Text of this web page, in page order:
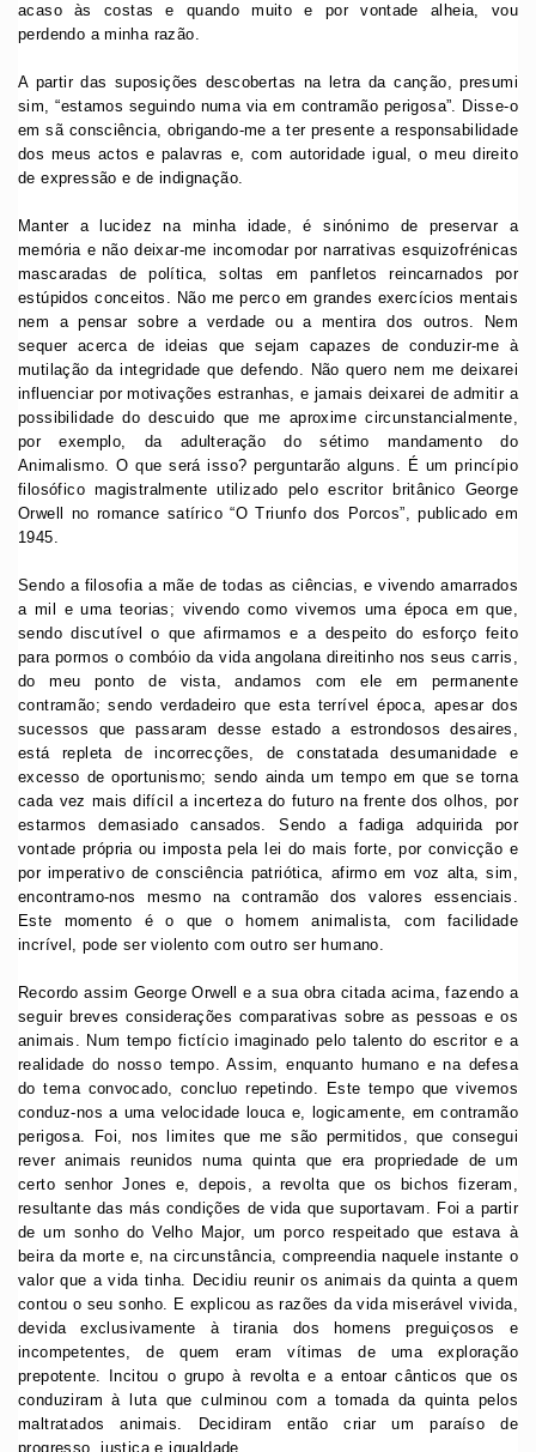
acaso às costas e quando muito e por vontade alheia, vou
perdendo a minha razão.
A partir das suposições descobertas na letra da canção, presumi
sim, “estamos seguindo numa via em contramão perigosa”. Disse-o
em sã consciência, obrigando-me a ter presente a responsabilidade
dos meus actos e palavras e, com autoridade igual, o meu direito
de expressão e de indignação.
Manter a lucidez na minha idade, é sinónimo de preservar a
memória e não deixar-me incomodar por narrativas esquizofrénicas
mascaradas de política, soltas em panfletos reincarnados por
estúpidos conceitos. Não me perco em grandes exercícios mentais
nem a pensar sobre a verdade ou a mentira dos outros. Nem
sequer acerca de ideias que sejam capazes de conduzir-me à
mutilação da integridade que defendo. Não quero nem me deixarei
influenciar por motivações estranhas, e jamais deixarei de admitir a
possibilidade do descuido que me aproxime circunstancialmente,
por exemplo, da adulteração do sétimo mandamento do
Animalismo. O que será isso? perguntarão alguns. É um princípio
filosófico magistralmente utilizado pelo escritor britânico George
Orwell no romance satírico “O Triunfo dos Porcos”, publicado em
1945.
Sendo a filosofia a mãe de todas as ciências, e vivendo amarrados
a mil e uma teorias; vivendo como vivemos uma época em que,
sendo discutível o que afirmamos e a despeito do esforço feito
para pormos o combóio da vida angolana direitinho nos seus carris,
do meu ponto de vista, andamos com ele em permanente
contramão; sendo verdadeiro que esta terrível época, apesar dos
sucessos que passaram desse estado a estrondosos desaires,
está repleta de incorrecções, de constatada desumanidade e
excesso de oportunismo; sendo ainda um tempo em que se torna
cada vez mais difícil a incerteza do futuro na frente dos olhos, por
estarmos demasiado cansados. Sendo a fadiga adquirida por
vontade própria ou imposta pela lei do mais forte, por convicção e
por imperativo de consciência patriótica, afirmo em voz alta, sim,
encontramo-nos mesmo na contramão dos valores essenciais.
Este momento é o que o homem animalista, com facilidade
incrível, pode ser violento com outro ser humano.
Recordo assim George Orwell e a sua obra citada acima, fazendo a
seguir breves considerações comparativas sobre as pessoas e os
animais. Num tempo fictício imaginado pelo talento do escritor e a
realidade do nosso tempo. Assim, enquanto humano e na defesa
do tema convocado, concluo repetindo. Este tempo que vivemos
conduz-nos a uma velocidade louca e, logicamente, em contramão
perigosa. Foi, nos limites que me são permitidos, que consegui
rever animais reunidos numa quinta que era propriedade de um
certo senhor Jones e, depois, a revolta que os bichos fizeram,
resultante das más condições de vida que suportavam. Foi a partir
de um sonho do Velho Major, um porco respeitado que estava à
beira da morte e, na circunstância, compreendia naquele instante o
valor que a vida tinha. Decidiu reunir os animais da quinta a quem
contou o seu sonho. E explicou as razões da vida miserável vivida,
devida exclusivamente à tirania dos homens preguiçosos e
incompetentes, de quem eram vítimas de uma exploração
prepotente. Incitou o grupo à revolta e a entoar cânticos que os
conduziram à luta que culminou com a tomada da quinta pelos
maltratados animais. Decidiram então criar um paraíso de
progresso, justiça e igualdade.